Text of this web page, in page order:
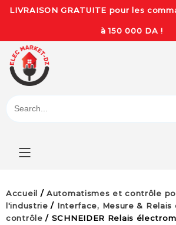
LIVRAISON GRATUITE pour les
à 150 000 DA !
Accueil /Automatismes et contrôle
l'industrie / Interface, Mesure & Relais
contrôle / SCHNEIDER Relais